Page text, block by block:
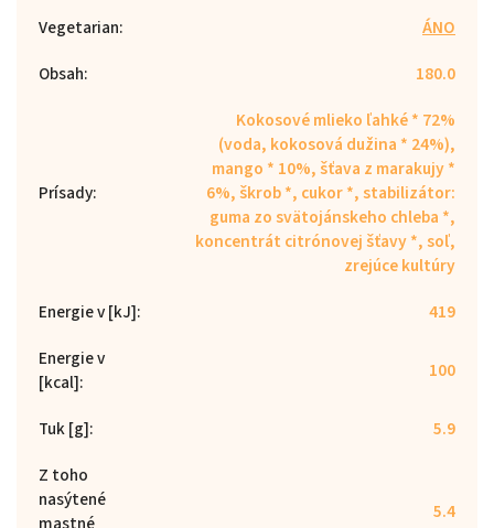
Vegetarian:
ÁNO
Obsah: 180.0
Prísady:
Kokosové mlieko ľahké * 72%
(voda, kokosová dužina * 24%),
mango * 10%, šťava z marakujy *
6%, škrob *, cukor *, stabilizátor:
guma zo svätojánskeho chleba *,
koncentrát citrónovej šťavy *, soľ,
zrejúce kultúry
Energie v [kJ]:
419
Energie v
[kcal]: 100
Tuk [g]:
5.9
Z toho
nasýtené
5.4